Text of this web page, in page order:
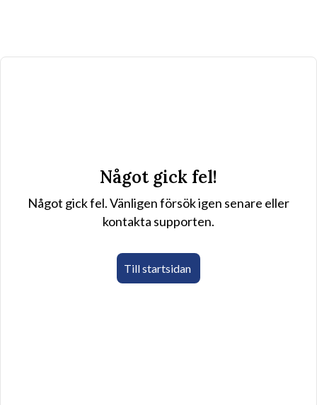
Något gick fel!
Något gick fel. Vänligen försök igen senare eller
kontakta supporten.
Till startsidan